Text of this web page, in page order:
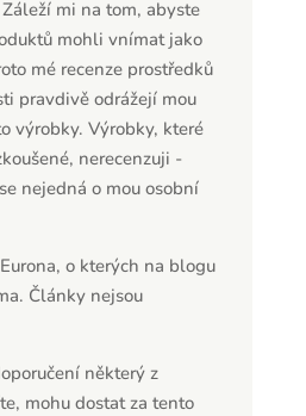
mi na tom, abyste
mohli vnímat jako
mé recenze prostředků
pravdivě odrážejí mou
výrobky. Výrobky, které
nerecenzuji -
nejedná o mou osobní
o kterých na blogu
Články nejsou
některý z
mohu dostat za tento